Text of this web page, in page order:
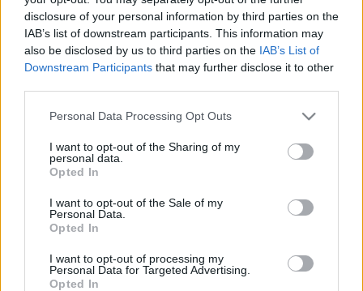
disclosure of your personal information by third parties on the
IAB’s list of downstream participants. This information may
also be disclosed by us to third parties on the IAB’s List of
Downstream Participants that may further disclose it to other
Please note that this website/app uses one or more Google
not limited to your visit or usage behaviour. You may click to
grant or deny consent to Google and its third-party tags to
use your data for below specified purposes in below Google
consent section.
Personal Data Processing Opt Outs
I want to opt-out of the Sharing of my
personal data.
Opted In
I want to opt-out of the Sale of my
Personal Data.
Opted In
I want to opt-out of processing my
Personal Data for Targeted Advertising.
Opted In
családot érdemelnének, ám mivel a kislány apja
fiúörökösre vágyik, ezért a szegény fiút elcserélik a
jómódú lányra.
romantikus történet is látható, hiszen vetítik A
is ihlető Vad Angyalt. A nosztalgiából azonban nem
csak a kábelcsatornának, hanem a főadónak is jut,
egykoron szintén az RTL Klubon futó
Paula és
Paulinát(La usurpadora), az azóta világsztárrá vált
Fotó: Izaura TV